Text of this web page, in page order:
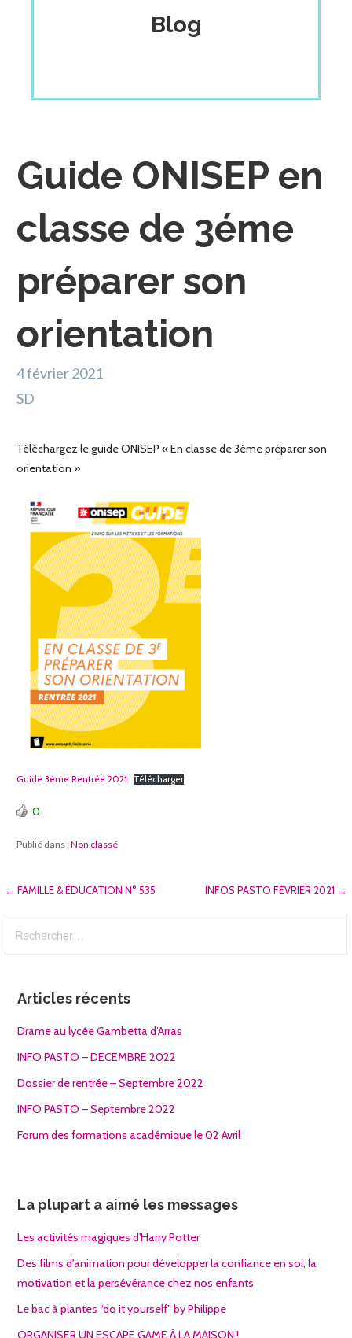
Blog
Guide ONISEP en
classe de 3éme
préparer son
orientation
4 février 2021
SD
Téléchargez le guide ONISEP « En classe de 3éme préparer son
orientation »
Guide 3éme Rentrée 2021 Télécharger
0
Publié dans :Non classé
Navigation
← FAMILLE & ÉDUCATION N° 535 INFOS PASTO FEVRIER 2021 →
Articles récents
Drame au lycée Gambetta d’Arras
INFO PASTO – DECEMBRE 2022
Dossier de rentrée – Septembre 2022
INFO PASTO – Septembre 2022
Forum des formations académique le 02 Avril
La plupart a aimé les messages
Les activités magiques d'Harry Potter
Des films d'animation pour développer la confiance en soi, la
motivation et la persévérance chez nos enfants
Le bac à plantes “do it yourself” by Philippe
ORGANISER UN ESCAPE GAME À LA MAISON !